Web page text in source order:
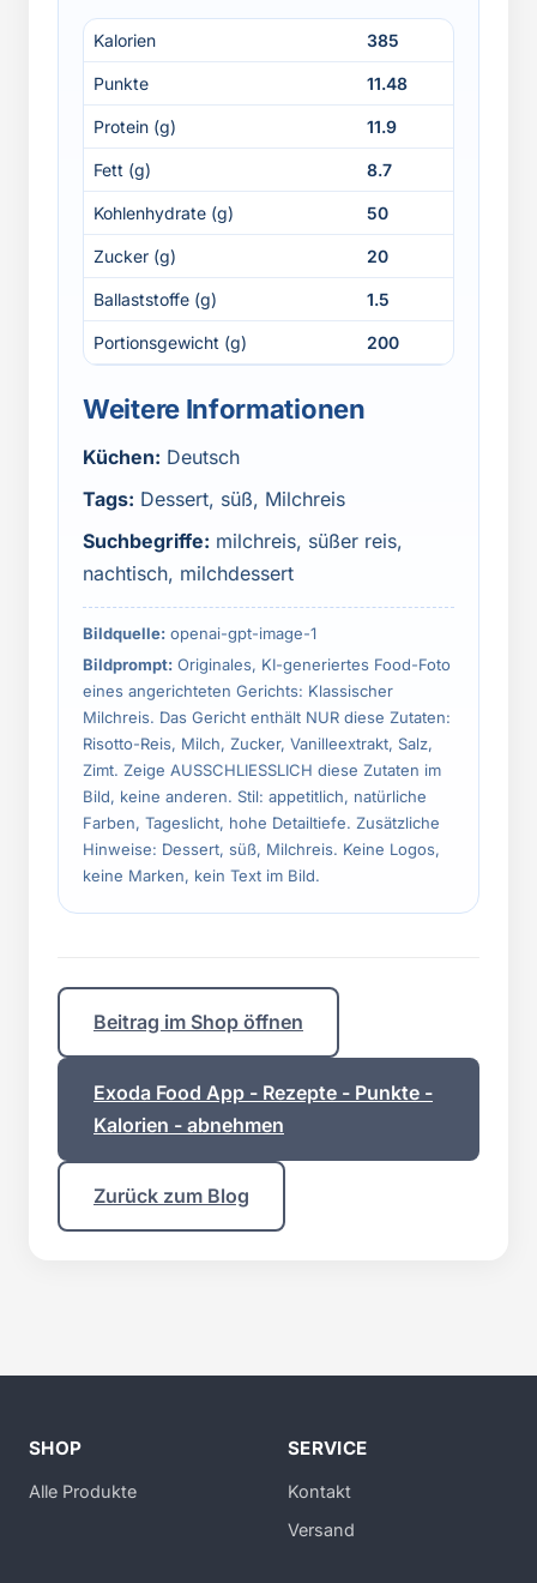
Kalorien 385
Punkte 11.48
Protein (g) 11.9
Fett (g) 8.7
Kohlenhydrate (g) 50
Zucker (g) 20
Ballaststoffe (g) 1.5
Portionsgewicht (g) 200
Weitere Informationen
Küchen: Deutsch
Tags: Dessert, süß, Milchreis
Suchbegriffe: milchreis, süßer reis,
nachtisch, milchdessert
Bildquelle: openai-gpt-image-1
Bildprompt: Originales, KI-generiertes Food-Foto
eines angerichteten Gerichts: Klassischer
Milchreis. Das Gericht enthält NUR diese Zutaten:
Risotto-Reis, Milch, Zucker, Vanilleextrakt, Salz,
Zimt. Zeige AUSSCHLIESSLICH diese Zutaten im
Bild, keine anderen. Stil: appetitlich, natürliche
Farben, Tageslicht, hohe Detailtiefe. Zusätzliche
Hinweise: Dessert, süß, Milchreis. Keine Logos,
keine Marken, kein Text im Bild.
Beitrag im Shop öffnen
Exoda Food App - Rezepte - Punkte -
Kalorien - abnehmen
Zurück zum Blog
SHOP
Alle Produkte
SERVICE
Kontakt
Versand